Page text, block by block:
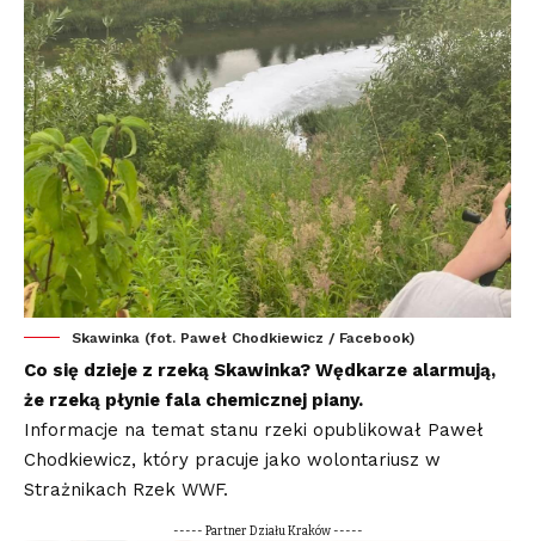
Skawinka (fot. Paweł Chodkiewicz / Facebook)
Co się dzieje z rzeką Skawinka? Wędkarze alarmują,
że rzeką płynie fala chemicznej piany.
Informacje na temat stanu rzeki opublikował Paweł
Chodkiewicz, który pracuje jako wolontariusz w
Strażnikach Rzek WWF.
----- Partner Działu Kraków -----